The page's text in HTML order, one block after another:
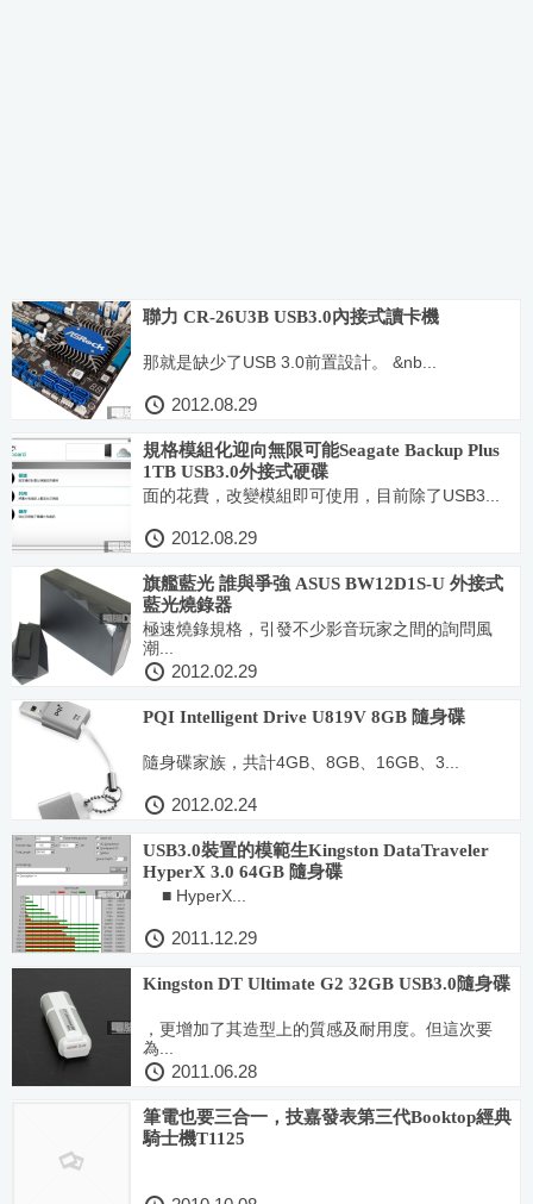
聯力 CR-26U3B USB3.0內接式讀卡機
那就是缺少了USB 3.0前置設計。 &nb...
2012.08.29
規格模組化迎向無限可能Seagate Backup Plus
1TB USB3.0外接式硬碟
面的花費，改變模組即可使用，目前除了USB3...
2012.08.29
旗艦藍光 誰與爭強 ASUS BW12D1S-U 外接式
藍光燒錄器
極速燒錄規格，引發不少影音玩家之間的詢問風
潮...
2012.02.29
PQI Intelligent Drive U819V 8GB 隨身碟
隨身碟家族，共計4GB、8GB、16GB、3...
2012.02.24
USB3.0裝置的模範生Kingston DataTraveler
HyperX 3.0 64GB 隨身碟
■ HyperX...
2011.12.29
Kingston DT Ultimate G2 32GB USB3.0隨身碟
，更增加了其造型上的質感及耐用度。但這次要
為...
2011.06.28
筆電也要三合一，技嘉發表第三代Booktop經典
騎士機T1125